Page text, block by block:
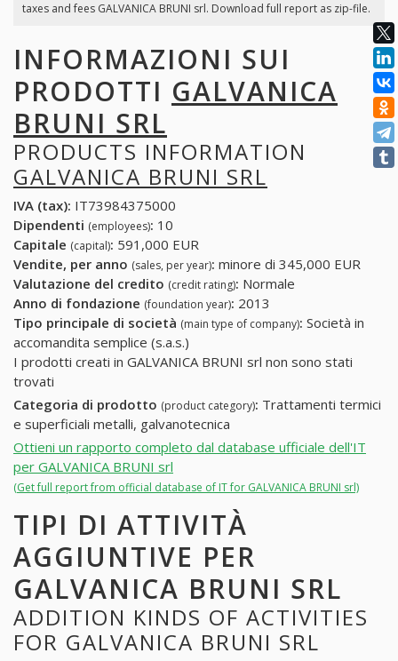
taxes and fees GALVANICA BRUNI srl. Download full report as zip-file.
INFORMAZIONI SUI
PRODOTTI GALVANICA
BRUNI SRL
PRODUCTS INFORMATION
GALVANICA BRUNI SRL
IVA (tax): IT73984375000
Dipendenti (employees): 10
Capitale (capital): 591,000 EUR
Vendite, per anno (sales, per year): minore di 345,000 EUR
Valutazione del credito (credit rating): Normale
Anno di fondazione (foundation year): 2013
Tipo principale di società (main type of company): Società in
accomandita semplice (s.a.s.)
I prodotti creati in GALVANICA BRUNI srl non sono stati
trovati
Categoria di prodotto (product category): Trattamenti termici
e superficiali metalli, galvanotecnica
Ottieni un rapporto completo dal database ufficiale dell'IT
per GALVANICA BRUNI srl
(Get full report from official database of IT for GALVANICA BRUNI srl)
TIPI DI ATTIVITÀ
AGGIUNTIVE PER
GALVANICA BRUNI SRL
ADDITION KINDS OF ACTIVITIES
FOR GALVANICA BRUNI SRL